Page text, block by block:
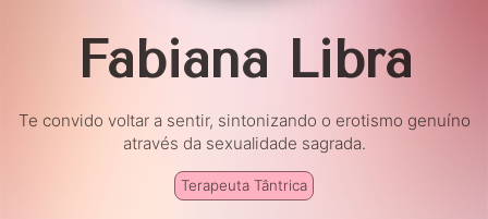
Fabiana Libra
Te convido voltar a sentir, sintonizando o erotismo genuíno
através da sexualidade sagrada.
Terapeuta Tântrica